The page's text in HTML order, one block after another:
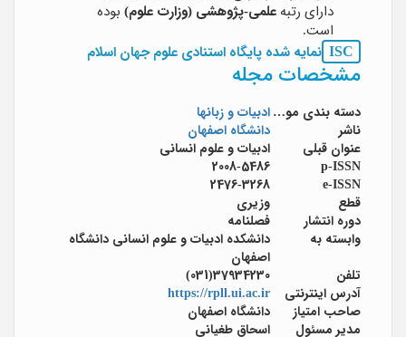
دارای رتبه علمی-پژوهشی (وزارت علوم) بوده
است.
ISC نمایه شده پایگاه استنادی علوم جهان اسلام
مشخصات مجله
دسته بندی موضوعی ادبیات و زبانها
ناشر
دانشگاه اصفهان
عنوان قبلی
ادبیات و علوم انسانی
p-ISSN
2008-5486
e-ISSN
2476-3268
قطع
وزیری
دوره انتشار
فصلنامه
وابسته به
دانشکده ادبیات و علوم انسانی دانشگاه
اصفهان
تلفن
37934230(031)
آدرس اینترنتی
https://rpll.ui.ac.ir
صاحب امتیاز
دانشگاه اصفهان
مدیر مسئول
اسحاق طغیانی